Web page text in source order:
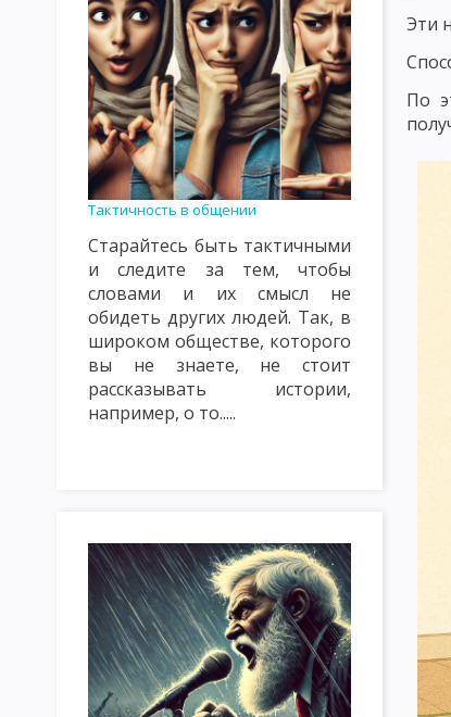
ПРИНЦИП ПРАКТИЧЕСКОЙ НАПРАВЛЕННОСТИ,
ПРИНЦИП ОПТИМИЗАЦИИ ОБУЧЕНИЯ ПРИНЦИП
ПРИНЦИП НАГЛЯДНОСТИ В ОБУЧЕНИИ ПРИНЦИП
ПРИНЦИП МОТИВАЦИИ УЧЕБНО-ПОЗНАВАТЕЛЬНОЙ
ПРИНЦИП ПРОЧНОСТИ УСВОЕНИЯ ЗНАНИЙ,
ТРАДИЦИОННЫЕ МЕТОДЫ ОБУЧЕНИЯ. СЛОВЕСНЫЕ
МЕТОД ЛЕКЦИЯ МЕТОД БЕСЕДА МЕТОД ДИСКУССИЯ
НАГЛЯДНЫЕ МЕТОДЫ ОБУЧЕНИЯ: ПОКАЗ,
ПРАКТИЧЕСКИЕ МЕТОДЫ ОБУЧЕНИЯ: ЛАБОРАТОРНЫЕ
МЕТОДЫ КОНТРОЛЯ И САМОКОНТРОЛЯ В ОБУЧЕНИИ.
ИМИТАЦИОННЫЕ НЕ ИГРОВЫЕ МЕТОДЫ ОБУЧЕНИЯ.
МЕТОДИКА РЕШЕНИЯ СИТУАЦИОННЫХ ЗАДАЧ
МОЗГОВАЯ АТАКА (БРЕЙНСТОРМИНГ) МЕТОД
ИНТЕЛЛЕКТУАЛЬНАЯ РАЗМИНКА, СОКРАТИЧНАЯ БЕСЕДА
КЛАССИФИКАЦИЯ ФОРМ ОРГАНИЗАЦИИ ОБУЧЕНИЯ
Тактичность в общении
Старайтесь быть тактичными
и следите за тем, чтобы
словами и их смысл не
обидеть других людей. Так, в
широком обществе, которого
вы не знаете, не стоит
рассказывать истории,
например, о то.....
Эти
По